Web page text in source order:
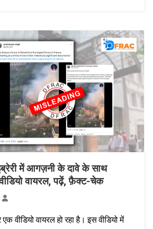
में आगज़नी के दावे के साथ
वायरल, पढ़ें, फ़ैक्ट-चेक
वीडियो वायरल हो रहा है। इस वीडियो में